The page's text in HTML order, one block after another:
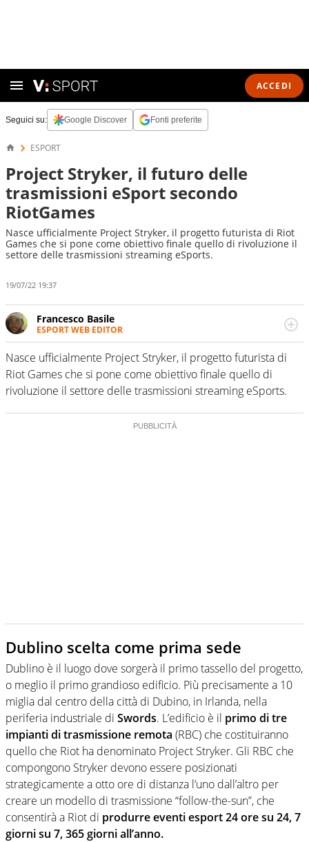
ACCEDI
Seguici su: Google Discover Fonti preferite
ESPORT
Project Stryker, il futuro delle
trasmissioni eSport secondo
RiotGames
Nasce ufficialmente Project Stryker, il progetto futurista di Riot
Games che si pone come obiettivo finale quello di rivoluzione il
settore delle trasmissioni streaming eSports.
19/07/22 19:37
Francesco Basile
ESPORT WEB EDITOR
Nato con i videogame, è già un superesperto di eSports.
Ha fatto nascere diverse iniziative di settore e sa tutto,
ma veramente tutto, di quello che ruota dentro e intorno
al mondo dello sport virtuale. Per Virgilio Sport
approfondisce e racconta l’eSport a 360 gradi con
Nasce ufficialmente Project Stryker, il progetto futurista di
Riot Games che si pone come obiettivo finale quello di
rivoluzione il settore delle trasmissioni streaming eSports.
Dublino scelta come prima sede
Dublino è il luogo dove sorgerà il primo tassello del progetto,
o meglio il primo grandioso edificio. Più precisamente a 10
miglia dal centro della città di Dubino, in Irlanda, nella
periferia industriale di Swords. L’edificio è il primo di tre
impianti di trasmissione remota (RBC) che costituiranno
quello che Riot ha denominato Project Stryker. Gli RBC che
compongono Stryker devono essere posizionati
strategicamente a otto ore di distanza l’uno dall’altro per
creare un modello di trasmissione “follow-the-sun”, che
consentirà a Riot di produrre eventi esport 24 ore su 24, 7
giorni su 7, 365 giorni all’anno.